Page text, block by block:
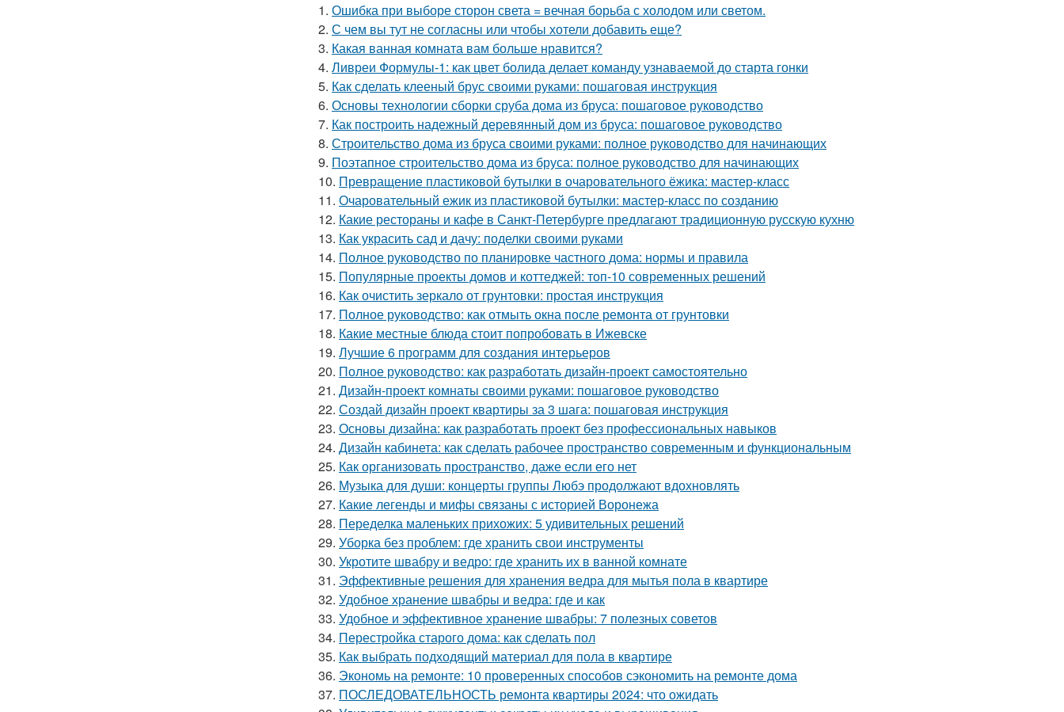
1. Ошибка при выборе сторон света = вечная борьба с холодом или светом.
2. С чем вы тут не согласны или чтобы хотели добавить еще?
3. Какая ванная комната вам больше нравится?
4. Ливреи Формулы-1: как цвет болида делает команду узнаваемой до старта гонки
5. Как сделать клееный брус своими руками: пошаговая инструкция
6. Основы технологии сборки сруба дома из бруса: пошаговое руководство
7. Как построить надежный деревянный дом из бруса: пошаговое руководство
8. Строительство дома из бруса своими руками: полное руководство для начинающих
9. Поэтапное строительство дома из бруса: полное руководство для начинающих
10. Превращение пластиковой бутылки в очаровательного ёжика: мастер-класс
11. Очаровательный ежик из пластиковой бутылки: мастер-класс по созданию
12. Какие рестораны и кафе в Санкт-Петербурге предлагают традиционную русскую кухню
13. Как украсить сад и дачу: поделки своими руками
14. Полное руководство по планировке частного дома: нормы и правила
15. Популярные проекты домов и коттеджей: топ-10 современных решений
16. Как очистить зеркало от грунтовки: простая инструкция
17. Полное руководство: как отмыть окна после ремонта от грунтовки
18. Какие местные блюда стоит попробовать в Ижевске
19. Лучшие 6 программ для создания интерьеров
20. Полное руководство: как разработать дизайн-проект самостоятельно
21. Дизайн-проект комнаты своими руками: пошаговое руководство
22. Создай дизайн проект квартиры за 3 шага: пошаговая инструкция
23. Основы дизайна: как разработать проект без профессиональных навыков
24. Дизайн кабинета: как сделать рабочее пространство современным и функциональным
25. Как организовать пространство, даже если его нет
26. Музыка для души: концерты группы Любэ продолжают вдохновлять
27. Какие легенды и мифы связаны с историей Воронежа
28. Переделка маленьких прихожих: 5 удивительных решений
29. Уборка без проблем: где хранить свои инструменты
30. Укротите швабру и ведро: где хранить их в ванной комнате
31. Эффективные решения для хранения ведра для мытья пола в квартире
32. Удобное хранение швабры и ведра: где и как
33. Удобное и эффективное хранение швабры: 7 полезных советов
34. Перестройка старого дома: как сделать пол
35. Как выбрать подходящий материал для пола в квартире
36. Экономь на ремонте: 10 проверенных способов сэкономить на ремонте дома
37. ПОСЛЕДОВАТЕЛЬНОСТЬ ремонта квартиры 2024: что ожидать